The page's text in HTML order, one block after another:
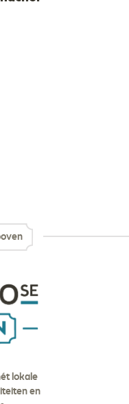
lokale
en